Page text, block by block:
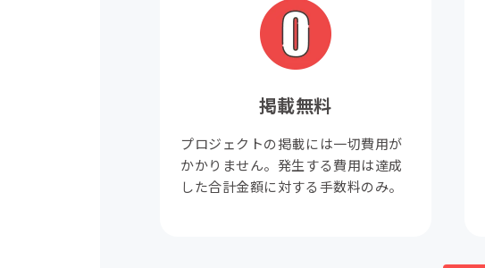
掲載無料
プロジェクトの掲載には一切費用が
かかりません。発生する費用は達成
した合計金額に対する手数料のみ。